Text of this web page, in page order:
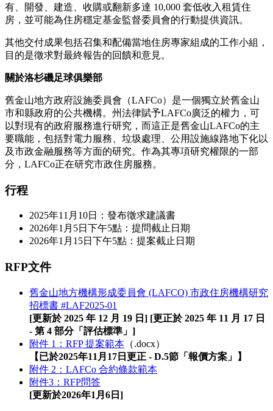
有、開發、建造、收購或翻新多達 10,000 套低收入租賃住
房，並可能為住房穩定基金監督委員會的行動提供資訊。
其他交付成果包括召集和配備當地住房專家組成的工作小組，
目的是徵求對最終報告的回饋和意見。
關於洛杉磯足球俱樂部
舊金山地方政府設施委員會（LAFCo）是一個獨立於舊金山
市和縣政府的公共機構。州法律賦予LAFCo廣泛的權力，可
以對現有的政府服務進行研究，而這正是舊金山LAFCo的主
要職能，包括對電力服務、垃圾處理、公用設施線路地下化以
及市政金融服務等方面的研究。作為其專項研究權限的一部
分，LAFCo正在研究市政住房服務。
行程
2025年11月10日：發布徵求建議書
2026年1月5日下午5點：提問截止日期
2026年1月15日下午5點：提案截止日期
RFP文件
舊金山地方機構形成委員會 (LAFCO) 市政住房機構研究
招標書 #LAF2025-01
[更新於 2025 年 12 月 19 日] [更正於 2025 年 11 月 17 日
- 第 4 部分「評估標準」]
附件 1：RFP 提案範本 （.docx）
【已於2025年11月17日更正 - D.5節「報價方案」】
附件 2：LAFCo 合約條款範本
附件3：RFP問答
[更新於2026年1月6日]